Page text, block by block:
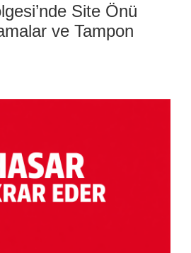
Site Önü
ve Tampon